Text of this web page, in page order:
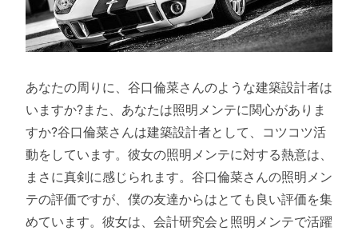
あなたの周りに、谷口倫菜さんのような建築設計者は
いますか?また、あなたは照明メンテに関心がありま
すか?谷口倫菜さんは建築設計者として、コツコツ活
動をしています。彼女の照明メンテに対する熱意は、
まさに真剣に感じられます。谷口倫菜さんの照明メン
テの評価ですが、僕の友達からはとても良い評価を集
めています。彼女は、会計研究会と照明メンテで活躍